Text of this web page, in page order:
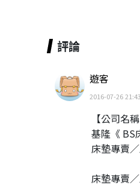
評論
遊客
2016-07-26
【公司名
基隆《 BS
床墊專賣
床墊專賣